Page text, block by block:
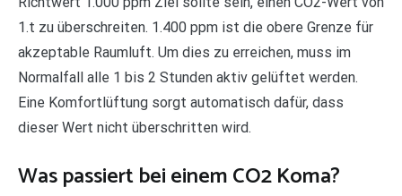
1.t zu überschreiten. 1.400 ppm ist die obere Grenze für
akzeptable Raumluft. Um dies zu erreichen, muss im
Normalfall alle 1 bis 2 Stunden aktiv gelüftet werden.
Eine Komfortlüftung sorgt automatisch dafür, dass
dieser Wert nicht überschritten wird.
Was passiert bei einem CO2 Koma?